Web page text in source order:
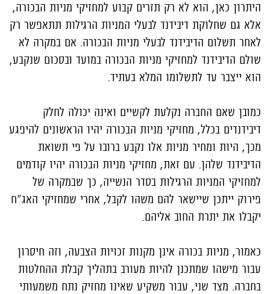
היתרון כאן, הוא לא רק תזרים קבוע למחזיקי מניות הבכורה,
אלא גם שחלוקת דיבידנד לבעלי המניות הרגילות תתאפשר רק
לאחר תשלום הדיבידנד לבעלי מניות הבכורה. אם במקרה לא
שולם הדיבידנד למחזיקי מניות הבכורה במועד ובסכום שנקבע,
הוא ייצבר עד לתשלומו המלא בעתיד.
כמובן שאם החברה נקלעת לקשיים ואינה יכולה לחלק
דיבידנדים בכלל, מחזיקי מניות הבכורה יהיו הראשונים להיפגע
מכך, היות ומחיר מניות אלו נקבע ברובו על פי תשואת
הדיבידנד שלהן. עם זאת, מחזיקי מניות הבכורה יהיו קודמים
למחזיקי המניות הרגילות בסדר הנשייה, כך שבמקרה של
פירוק ייתכן שיישאר להם משהו לקבל, אחרי שמחזיקי האג"ח
יקבלו את יתרת החוב אליהם.
כאמור, מניות בכורה אינן מקנות זכויות הצבעה, וזה חיסרון
עבור מישהו שמתכנן להיות מעורב בתהליך קבלת ההחלטות
בחברה. מצד שני, עבור משקיע שאינו מחזיק נתח משמעותי